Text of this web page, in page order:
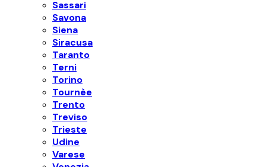
Sassari
Savona
Siena
Siracusa
Taranto
Terni
Torino
Tournèe
Trento
Treviso
Trieste
Udine
Varese